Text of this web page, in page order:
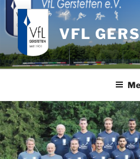
Zum
Inhalt
springen
VFL